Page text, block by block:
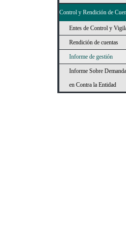
Control y Rendición de
Entes de Control y
Rendición de cuentas
Informe de gestión
Informe Sobre
en Contra la Entidad